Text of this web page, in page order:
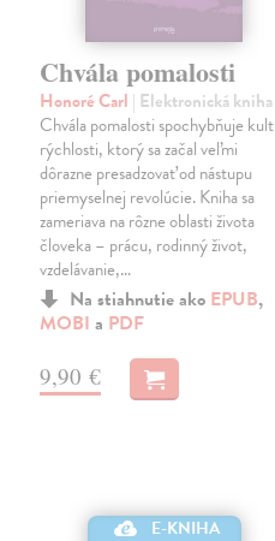
Chvála pomalosti
Honoré Carl | Elektronická kniha
Chvála pomalosti spochybňuje kult
rýchlosti, ktorý sa začal veľmi
dôrazne presadzovať od nástupu
priemyselnej revolúcie. Kniha sa
zameriava na rôzne oblasti života
človeka – prácu, rodinný život,
vzdelávanie,…
Na stiahnutie ako EPUB,
MOBI a PDF
9,90 €
E-KNIHA